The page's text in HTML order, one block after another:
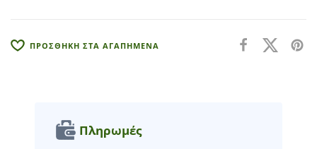
e
ΠΡΟΣΘΗΚΗ ΣΤΑ ΑΓΑΠΗΜΕΝΑ
Πληρωμές